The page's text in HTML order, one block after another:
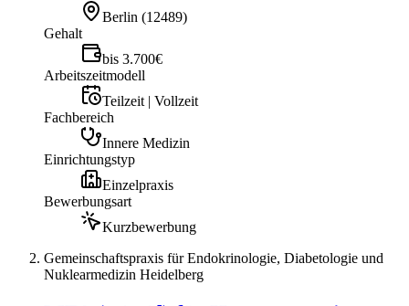
Berlin (12489)
Gehalt
bis 3.700€
Arbeitszeitmodell
Teilzeit | Vollzeit
Fachbereich
Innere Medizin
Einrichtungstyp
Einzelpraxis
Bewerbungsart
Kurzbewerbung
Gemeinschaftspraxis für Endokrinologie, Diabetologie und
Nuklearmedizin Heidelberg